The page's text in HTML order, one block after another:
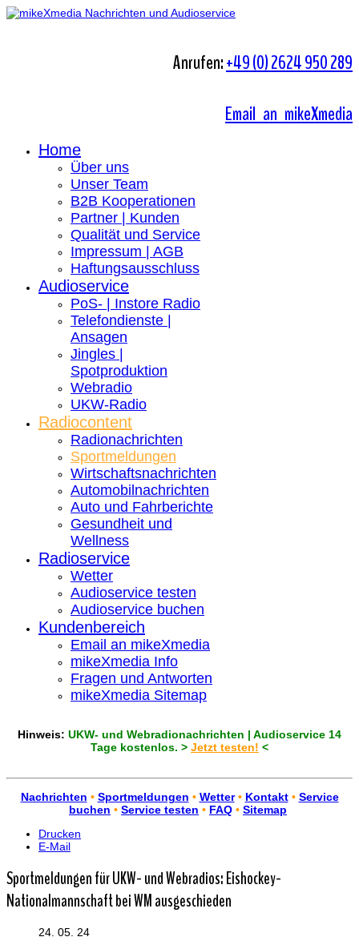
Anrufen:+49 (0) 2624 950 289
Email an mikeXmedia
Home
Über uns
Unser Team
B2B Kooperationen
Partner | Kunden
Qualität und Service
Impressum | AGB
Haftungsausschluss
Audioservice
PoS- | Instore Radio
Telefondienste |
Ansagen
Jingles |
Spotproduktion
Webradio
UKW-Radio
Radiocontent
Radionachrichten
Sportmeldungen
Wirtschaftsnachrichten
Automobilnachrichten
Auto und Fahrberichte
Gesundheit und
Wellness
Radioservice
Wetter
Audioservice testen
Audioservice buchen
Kundenbereich
Email an mikeXmedia
mikeXmedia Info
Fragen und Antworten
mikeXmedia Sitemap
Hinweis: UKW- und Webradionachrichten | Audioservice 14
Tage kostenlos. > Jetzt testen! <
Nachrichten • Sportmeldungen • Wetter• Kontakt • Service
buchen • Service testen • FAQ • Sitemap
Drucken
E-Mail
Sportmeldungen für UKW- und Webradios: Eishockey-
Nationalmannschaft bei WM ausgeschieden
24. 05. 24